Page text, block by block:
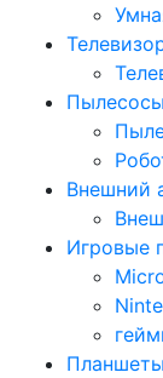
Пылесосы
Внешний
Игровые
Планшеты